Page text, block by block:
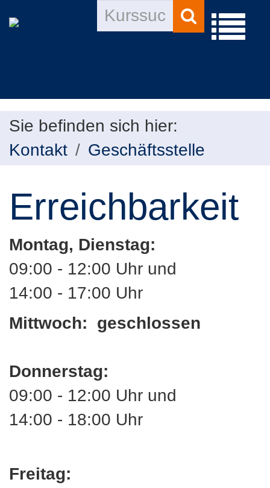
Menü
Kurse
suchen
Sie befinden sich hier:
Kontakt
Geschäftsstelle
Erreichbarkeit
Montag, Dienstag:
09:00 - 12:00 Uhr und
14:00 - 17:00 Uhr
Mittwoch: geschlossen
Donnerstag:
09:00 - 12:00 Uhr und
14:00 - 18:00 Uhr
Freitag: